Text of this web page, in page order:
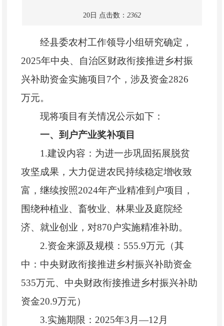
20日 点击数： 2362
经县委农村工作领导小组研究确定，
2025年中央、自治区财政衔接推进乡村振
兴补助资金实施项目7个，涉及资金2826
万元。
现将项目有关情况公示如下：
一、到户产业奖补项目
1.建设内容：为进一步巩固拓展脱贫
攻坚成果，大力促进农民持续稳定增收致
富，继续按照2024年产业精准到户项目，
围绕种植业、畜牧业、林果业及庭院经
济、就业创业，对870户实施精准补助。
2.资金来源及规模：555.9万元（其
中：中央财政衔接推进乡村振兴补助资金
535万元、中央财政衔接推进乡村振兴补助
资金20.9万元）
3.实施期限：2025年3月—12月